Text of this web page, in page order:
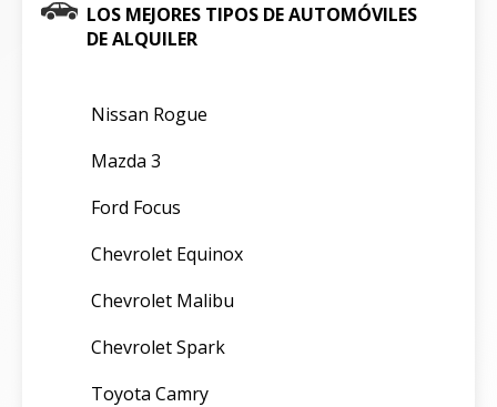
LOS MEJORES TIPOS DE AUTOMÓVILES
DE ALQUILER
Nissan Rogue
Mazda 3
Ford Focus
Chevrolet Equinox
Chevrolet Malibu
Chevrolet Spark
Toyota Camry